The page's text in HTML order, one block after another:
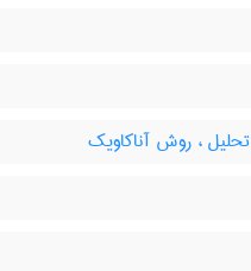
، روش آناکاویک